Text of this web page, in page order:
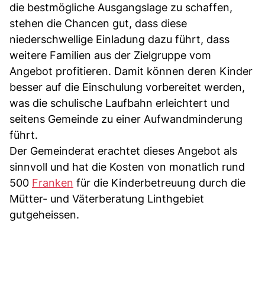
die bestmögliche Ausgangslage zu schaffen,
stehen die Chancen gut, dass diese
niederschwellige Einladung dazu führt, dass
weitere Familien aus der Zielgruppe vom
Angebot profitieren. Damit können deren Kinder
besser auf die Einschulung vorbereitet werden,
was die schulische Laufbahn erleichtert und
seitens Gemeinde zu einer Aufwandminderung
führt.
Der Gemeinderat erachtet dieses Angebot als
sinnvoll und hat die Kosten von monatlich rund
500 Franken für die Kinderbetreuung durch die
Mütter- und Väterberatung Linthgebiet
gutgeheissen.